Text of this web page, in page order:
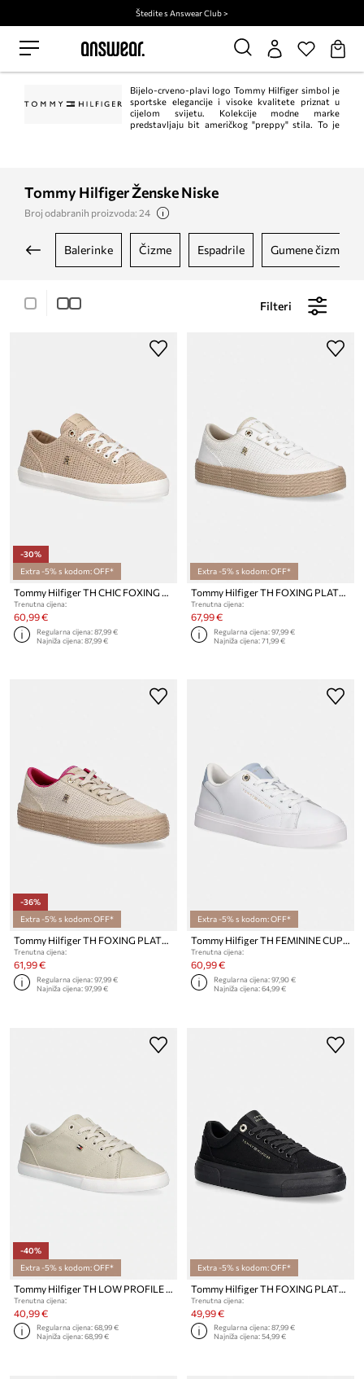
Štedite s Answear Club >
Bijelo-crveno-plavi logo Tommy Hilfiger simbol je
sportske elegancije i visoke kvalitete priznat u
cijelom svijetu. Kolekcije modne marke
predstavljaju bit američkog "preppy" stila. To je
Tommy Hilfiger Ženske Niske
Broj odabranih proizvoda: 24
balerinke čizme espadrile gumene čizme
Filteri
-30%
Extra -5% s kodom: OFF*
Tommy Hilfiger TH CHIC FOXING SNEAKER tenisice za žene
Trenutna cijena:
60,99 €
Regularna cijena:87,99 €
Najniža cijena:87,99 €
Extra -5% s kodom: OFF*
Tommy Hilfiger TH FOXING PLATFORM ROPE tenisice za žene
Trenutna cijena:
67,99 €
Regularna cijena:97,99 €
Najniža cijena:71,99 €
-36%
Extra -5% s kodom: OFF*
Tommy Hilfiger TH FOXING PLATFORM ROPE tenisice za žene
Trenutna cijena:
61,99 €
Regularna cijena:97,99 €
Najniža cijena:97,99 €
Extra -5% s kodom: OFF*
Tommy Hilfiger TH FEMININE CUPSOLE LEATHER tenisice za žene
Trenutna cijena:
60,99 €
Regularna cijena:97,90 €
Najniža cijena:64,99 €
-40%
Extra -5% s kodom: OFF*
Trenutna cijena:
40,99 €
Regularna cijena:68,99 €
Najniža cijena:68,99 €
Extra -5% s kodom: OFF*
Trenutna cijena:
49,99 €
Regularna cijena:87,99 €
Najniža cijena:54,99 €